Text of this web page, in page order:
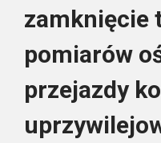
zamknięcie
pomiarów
przejazdy